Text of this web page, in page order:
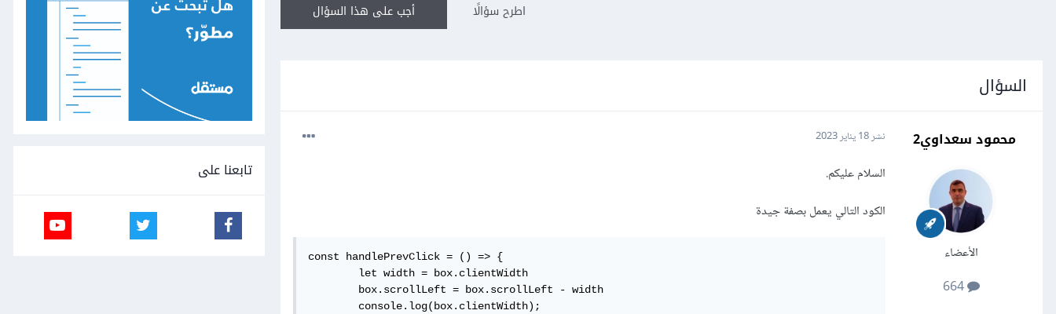
أجب على هذا السؤال اطرح سؤالًا
السؤال
محمود سعداوي2
الأعضاء
664
نشر18 يناير 2023
السلام عليكم.
الكود التالي يعمل بصفة جيدة
const handlePrevClick = () => {
        let width = box.clientWidth
        box.scrollLeft = box.scrollLeft - width
        console.log(box.clientWidth);
تابعنا على